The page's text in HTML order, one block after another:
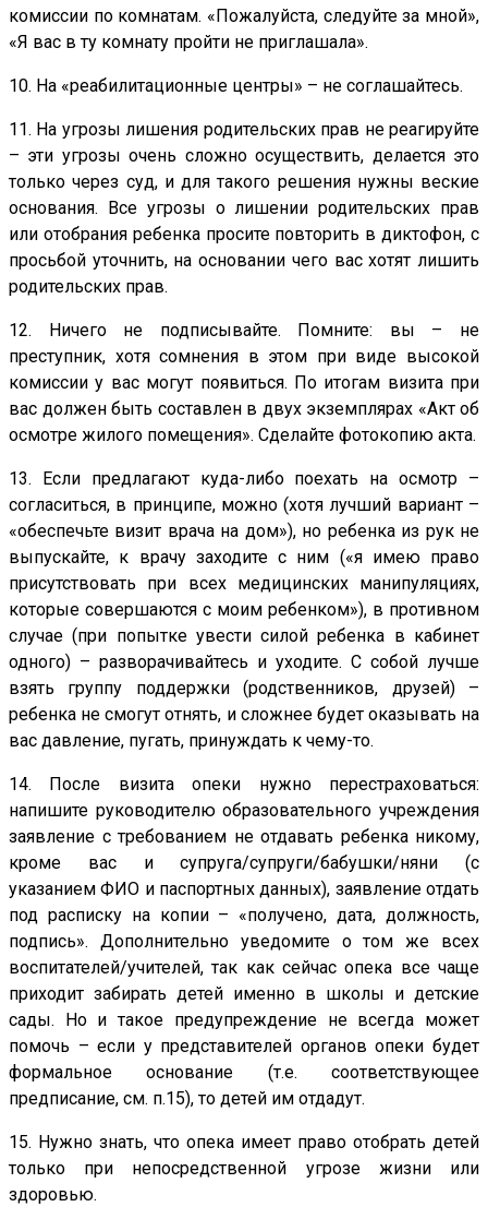
комиссии по комнатам. «Пожалуйста, следуйте за мной»,
«Я вас в ту комнату пройти не приглашала».
10. На «реабилитационные центры» – не соглашайтесь.
11. На угрозы лишения родительских прав не реагируйте
– эти угрозы очень сложно осуществить, делается это
только через суд, и для такого решения нужны веские
основания. Все угрозы о лишении родительских прав
или отобрания ребенка просите повторить в диктофон, с
просьбой уточнить, на основании чего вас хотят лишить
родительских прав.
12. Ничего не подписывайте. Помните: вы – не
преступник, хотя сомнения в этом при виде высокой
комиссии у вас могут появиться. По итогам визита при
вас должен быть составлен в двух экземплярах «Акт об
осмотре жилого помещения». Сделайте фотокопию акта.
13. Если предлагают куда-либо поехать на осмотр –
согласиться, в принципе, можно (хотя лучший вариант –
«обеспечьте визит врача на дом»), но ребенка из рук не
выпускайте, к врачу заходите с ним («я имею право
присутствовать при всех медицинских манипуляциях,
которые совершаются с моим ребенком»), в противном
случае (при попытке увести силой ребенка в кабинет
одного) – разворачивайтесь и уходите. С собой лучше
взять группу поддержки (родственников, друзей) –
ребенка не смогут отнять, и сложнее будет оказывать на
вас давление, пугать, принуждать к чему-то.
14. После визита опеки нужно перестраховаться:
напишите руководителю образовательного учреждения
заявление с требованием не отдавать ребенка никому,
кроме вас и супруга/супруги/бабушки/няни (с
указанием ФИО и паспортных данных), заявление отдать
под расписку на копии – «получено, дата, должность,
подпись». Дополнительно уведомите о том же всех
воспитателей/учителей, так как сейчас опека все чаще
приходит забирать детей именно в школы и детские
сады. Но и такое предупреждение не всегда может
помочь – если у представителей органов опеки будет
формальное основание (т.е. соответствующее
предписание, см. п.15), то детей им отдадут.
15. Нужно знать, что опека имеет право отобрать детей
только при непосредственной угрозе жизни или
здоровью.